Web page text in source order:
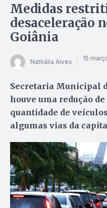
Medidas
desaceleração
Goiânia
Nathália Alves 15
Secretaria Municipal
houve uma redução
quantidade de
algumas vias da